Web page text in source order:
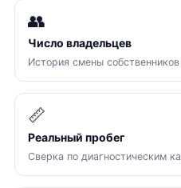
👥
Число владельцев
История смены
📏
Реальный пробег
Сверка по диагностическим